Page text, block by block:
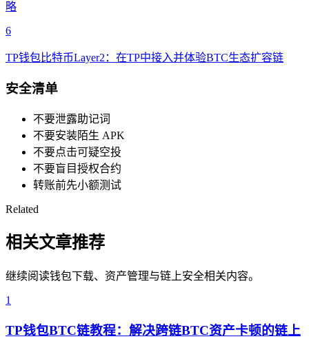
略
6
TP钱包比特币Layer2：在TP中接入并体验BTC生态扩容链
安全清单
不要泄露助记词
不要安装陌生 APK
不要点击可疑空投
不要盲目授权合约
转账前先小额测试
Related
相关文章推荐
继续阅读钱包下载、资产管理与链上安全相关内容。
1
TP钱包BTC链教程：解决跨链BTC资产卡顿的链上